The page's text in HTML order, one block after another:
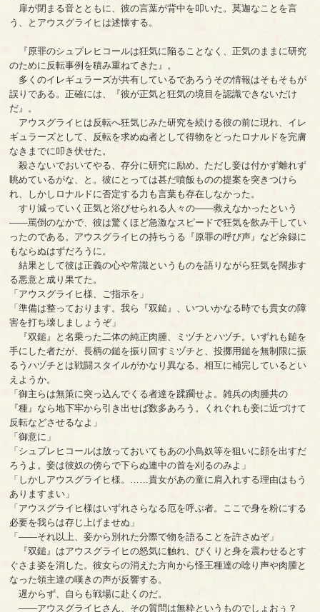
扉が閉まる音とともに、彼の言葉が背中を叩いた。莫迦なことを言
う、とアウスグライヒは述懐する。
『原罪のシュプレヒコールは狂気に陥ることなく、正気のままに研究
のために反転事例を積み重ねてきた』。
多くのイレギュラーズが共有しているであろうその情報はそもそもが
誤りである。正確には、『彼が正気と狂気の境目を認識できないだけ
だ』。
アウスグライヒは反転へ狂気じみた研究を続ける彼の前に現れ、イレ
ギュラーズとして、反転を求めぬ者として得物をとったロナルドを完膚
なきまでに叩き伏せた。
殺さないでおいてやる、存分に研究に励め。ただし妾は付かず離れず
眺めているがな、と。彼にとっては甚だ噴飯ものの提案を突きつけら
れ、しかしロナルドに否定する力も言葉も存在しなかった。
すり減っていく正気と浴びせられる人々の――救えなかったという
――罵倒のなかで、彼は驚くほど急激なスピードで狂気を飲み干してい
ったのである。アウスグライヒの持ちうる『原罪の呼び声』など余録に
もならぬはずだろうに。
結果として彼は正義の心や常識というものを語りながら狂気を闊歩す
る悪意と成り果てた。
「アウスグライヒ様、ご指示を」
「準備は整っております。我ら『双鎚』、いついかなる時でも貴女の障
害を打ち壊しましょうぞ」
『双鎚』と名乗った二体の純正肉腫、ミヅチとハヅチ。いずれも鎚を
手にした者だが、長柄の鎚を振り回すミヅチと、投擲用鎚を無制限に振
るうハヅチとは戦闘スタイルがかなり異なる。相互に補完しているとい
えようか。
「御主らは無策に突っ込んでくる者達を蹂躙せよ。雑兵の肉腫共の
『種』なら地下牢から引き出せば数多あろう。くれぐれも妾に近づけて
反転などさせるなよ」
「御意に」
「シュプレヒコールは放っておいてもあの小鳥奴等を狙いに顔を出すだ
ろうよ。妾は彼奴の傍らで下らぬ連中の首を刈るのみよ」
「しかしアウスグライヒ様。……貴女があの童に肩入れする理由はもう
ありますまい」
「アウスグライヒ様はいずれさらなる厄を呼ぶ者。ここで身を粉にする
必要を我らは存じ上げませぬ」
「――それ以上、妾から別れた分際で物を語ることを許さぬぞ」
『双鎚』はアウスグライヒの怒気に触れ、びくりと身を震わせるとす
ぐさま姿を消した。彼女らの消えた方向から怪王種達の唸り声や肉腫と
なった領主達の嘆きの声が反響する。
遅からず、自らも戦場に赴くのだ。
――アウスグライヒさん、その質問は無粋というものでしょおぅ？